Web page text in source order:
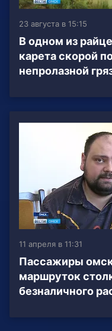
23 августа в 15:15
В одном из
карета скорой
непролазной
11 апреля в 11:31
Пассажиры
маршруток
безналичного